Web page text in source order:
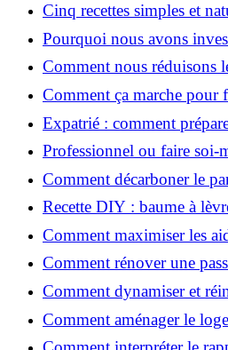
Cinq recettes simples et
maison
Pourquoi nous avons
atelier et ce que cela
Comment nous réduisons
3 mois au lieu de 6?
Comment ça marche pour
même et nous confier le
Expatrié : comment
et rénover votre bien à
Professionnel ou faire soi-
pour votre rénovation ?
Comment décarboner le
la rénovation énergétique ?
Recette DIY : baume à
SPF
Comment maximiser les
votre rénovation ?
Comment rénover une
une maison durable ?
Comment dynamiser et
avec Action Cœur de Ville ?
Comment aménager le
âgées et obtenir des aides